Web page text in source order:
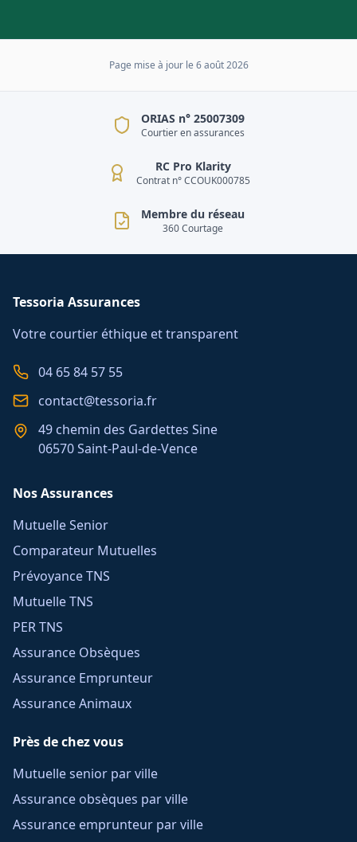
Page mise à jour le 6 août 2026
ORIAS n° 25007309
Courtier en assurances
RC Pro Klarity
Contrat n° CCOUK000785
Membre du réseau
360 Courtage
Tessoria Assurances
Votre courtier éthique et transparent
04 65 84 57 55
contact@tessoria.fr
49 chemin des Gardettes Sine
06570 Saint-Paul-de-Vence
Nos Assurances
Mutuelle Senior
Comparateur Mutuelles
Prévoyance TNS
Mutuelle TNS
PER TNS
Assurance Obsèques
Assurance Emprunteur
Assurance Animaux
Près de chez vous
Mutuelle senior par ville
Assurance obsèques par ville
Assurance emprunteur par ville